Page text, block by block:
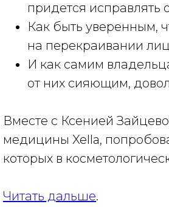
придется исправлять
Как быть уверенным,
на перекраивании
И как самим
от них сияющим,
Вместе с Ксенией
медицины Xella,
которых в
Читать дальше.